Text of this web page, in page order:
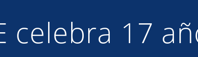
celebra 17